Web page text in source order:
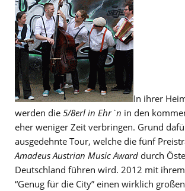
In ihrer
werden die 5/8erl in Ehr`n in den
eher weniger Zeit verbringen. Grund
ausgedehnte Tour, welche die fünf
Amadeus Austrian Music Award durch
Deutschland führen wird. 2012 mit
“Genug für die City” einen wirklich